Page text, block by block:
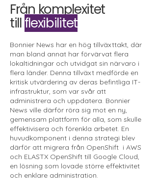
Från komplexitet
tillflexibilitet
Bonnier News har en hög tillväxttakt, där
man bland annat har förvärvat flera
lokaltidningar och utvidgat sin närvaro i
flera länder. Denna tillväxt medförde en
kritisk utvärdering av deras befintliga IT-
infrastruktur, som var svår att
administrera och uppdatera. Bonnier
News ville därför röra sig mot en ny,
gemensam plattform för alla, som skulle
effektivisera och förenkla arbetet. En
huvudkomponent i denna strategi blev
därför att migrera från OpenShift i AWS
och ELASTX OpenShift till Google Cloud,
en lösning som lovade större effektivitet
och enklare administration.